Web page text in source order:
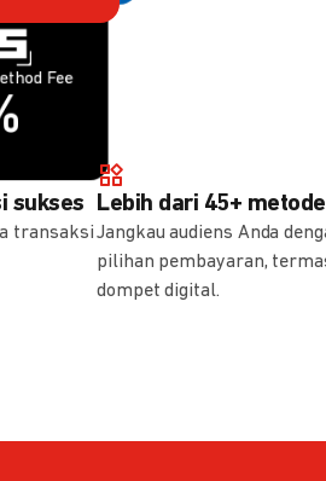
Fee
Fee
sukses
transaksi
Lebih dari 45+
Jangkau audiens Anda
pilihan pembayaran,
dompet digital.